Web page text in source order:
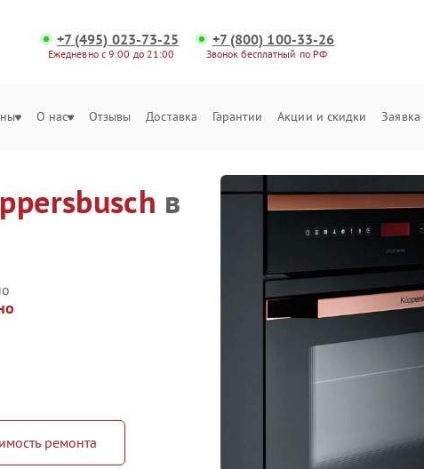
+7 (495) 023-73-25
Ежедневно с 9:00 до 21:00
+7 (800) 100-33-26
Звонок бесплатный по РФ
О нас Отзывы Доставка Гарантии Акции и скидки
в
ремонта